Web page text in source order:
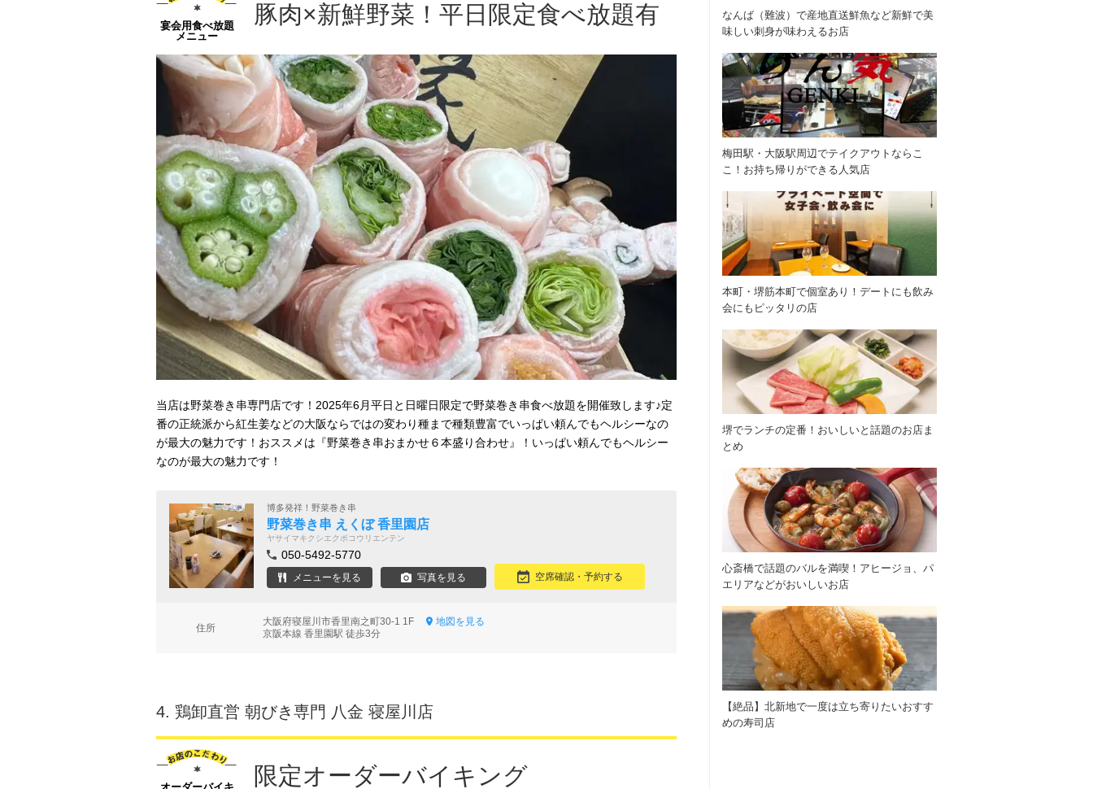
宴会用食べ放題
メニュー
豚肉×新鮮野菜！平日限定食べ放題有
当店は野菜巻き串専門店です！2025年6月平日と日曜日限定で野菜巻き串食べ放題を開催致します♪定
番の正統派から紅生姜などの大阪ならではの変わり種まで種類豊富でいっぱい頼んでもヘルシーなの
が最大の魅力です！おススメは『野菜巻き串おまかせ６本盛り合わせ』！いっぱい頼んでもヘルシー
なのが最大の魅力です！
博多発祥！野菜巻き串
野菜巻き串 えくぼ 香里園店
ヤサイマキクシエクボコウリエンテン
050-5492-5770
メニューを見る 写真を見る 空席確認・予約する
住所
大阪府寝屋川市香里南之町30-1 1F
地図を見る
京阪本線 香里園駅 徒歩3分
4. 鶏卸直営 朝びき専門 八金 寝屋川店
限定オーダーバイキング
なんば（難波）で産地直送鮮魚など新鮮で美
味しい刺身が味わえるお店
梅田駅・大阪駅周辺でテイクアウトならこ
こ！お持ち帰りができる人気店
本町・堺筋本町で個室あり！デートにも飲み
会にもピッタリの店
堺でランチの定番！おいしいと話題のお店ま
とめ
心斎橋で話題のバルを満喫！アヒージョ、パ
エリアなどがおいしいお店
【絶品】北新地で一度は立ち寄りたいおすす
めの寿司店